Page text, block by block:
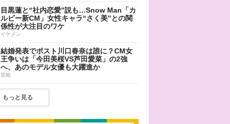
目黒蓮と“社内恋愛”説も…Snow Man「カ
ルビー新CM」女性キャラ“さく美”との関
係性が大注目のワケ
イケメン
結婚発表でポスト川口春奈は誰に？CM女
王争いは「今田美桜VS芦田愛菜」の2強
へ、あのモデル女優も大躍進か
芸能
もっと見る